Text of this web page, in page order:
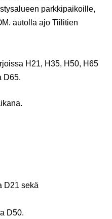
parkkipaikoille,
autolla ajo Tiilitien
H21, H35, H50, H65
D65.
D21 sekä
D50.